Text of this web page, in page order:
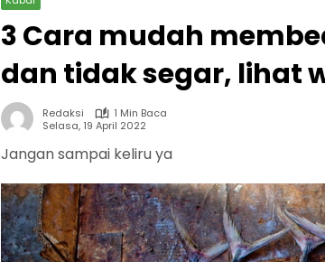
3 Cara mudah
dan tidak segar, lihat
Redaksi
1 Min Baca
Selasa, 19 April 2022
Jangan sampai keliru ya